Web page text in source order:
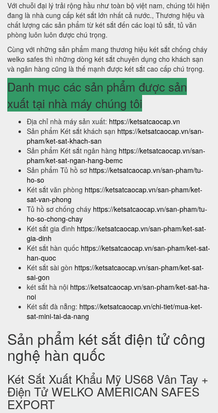
Với chuỗi đại lý trải rộng hầu như toàn bộ việt nam, chúng tôi hiện
đang là nhà cung cấp két sắt lớn nhất cả nước., Thương hiệu và
chất lượng các sản phẩm từ két sắt đến các loại tủ sắt, tủ văn
phòng luôn luôn được chú trọng.
Cùng với những sản phẩm mang thương hiệu két sắt chống cháy
welko safes thì những dòng két sắt chuyên dụng cho khách sạn
và ngân hàng cũng là thế mạnh được két sắt cao cấp chú trọng.
Danh mục các sản phẩm được sản
xuất tại nhà máy chúng tôi
Địa chỉ nhà máy sản xuất: https://ketsatcaocap.vn
Sản phẩm Két sắt khách sạn https://ketsatcaocap.vn/san-
pham/ket-sat-khach-san
Sản phẩm Két sắt ngân hàng https://ketsatcaocap.vn/san-
pham/ket-sat-ngan-hang-bemc
Sản phẩm Tủ hồ sơ https://ketsatcaocap.vn/san-pham/tu-
ho-so
Két sắt văn phòng https://ketsatcaocap.vn/san-pham/ket-
sat-van-phong
Tủ hồ sơ chống cháy https://ketsatcaocap.vn/san-pham/tu-
ho-so-chong-chay
Két sắt gia đình https://ketsatcaocap.vn/san-pham/ket-sat-
gia-dinh
Két sắt hàn quốc https://ketsatcaocap.vn/san-pham/ket-sat-
han-quoc
Két sắt sài gòn https://ketsatcaocap.vn/san-pham/ket-sat-
sai-gon
két sắt hà nội https://ketsatcaocap.vn/san-pham/ket-sat-ha-
noi
Két sắt đà nẵng: https://ketsatcaocap.vn/chi-tiet/mua-ket-
sat-mini-tai-da-nang
Sản phẩm két sắt điện tử công
nghệ hàn quốc
Két Sắt Xuất Khẩu Mỹ US68 Vân Tay +
Điện Tử WELKO AMERICAN SAFES
EXPORT